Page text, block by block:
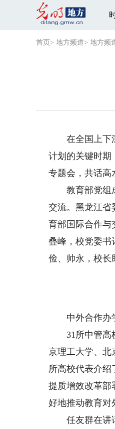
首页 > 地方频道> 地方频
在全国上下深
计划的关键时期
专题会，共话高
教育部党组成
交流。黑龙江省
育部国际合作与
叠峰，校党委书
俭、帅永，校长
中外合作办
31所中管高校
京理工大学、北
所高校代表介绍
提质增效改革部
好地推动教育对
任友群在讲话